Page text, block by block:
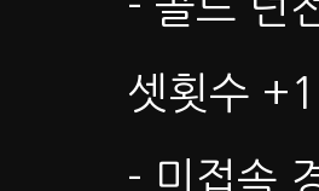
셋횟수
- 미접속